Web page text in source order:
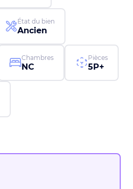
État du bien
Ancien
Chambres
NC
Pièces
5P+